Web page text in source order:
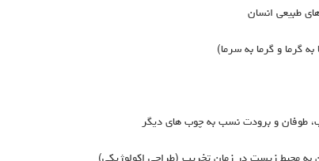
طبیعی انسان
گرما و گرما به سرما)
طوفان و برودت نسب به چوب های دیگر